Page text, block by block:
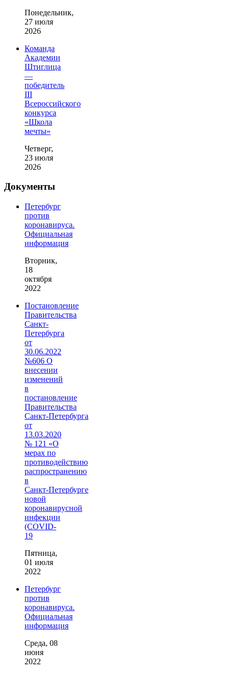
Понедельник,
27 июля
2026
Команда
Академии
Штиглица
—
победитель
III
Всероссийского
конкурса
«Школа
мечты»
Четверг,
23 июля
2026
Документы
Петербург
против
коронавируса.
Официальная
информация
Вторник,
18
октября
2022
Постановление
Правительства
Санкт-
Петербурга
от
30.06.2022
№606 О
внесении
изменений
в
постановление
Правительства
Санкт‑Петербурга
от
13.03.2020
№ 121 «О
мерах по
противодействию
распространению
в
Санкт‑Петербурге
новой
коронавирусной
инфекции
(COVID-
19
Пятница,
01 июля
2022
Петербург
против
коронавируса.
Официальная
информация
Среда, 08
июня
2022